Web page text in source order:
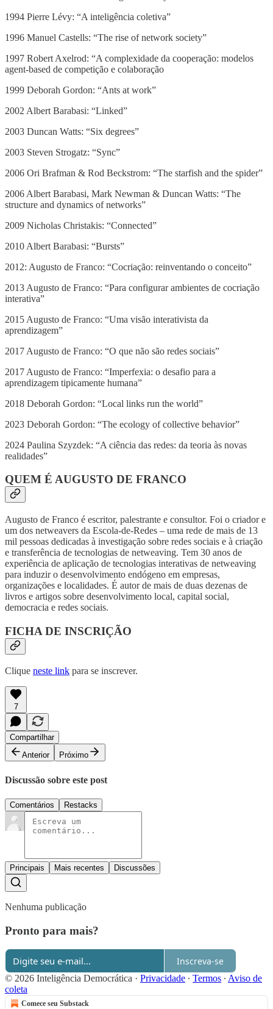
1994 Pierre Lévy: “A inteligência coletiva”
1996 Manuel Castells: “The rise of network society”
1997 Robert Axelrod: “A complexidade da cooperação: modelos
agent-based de competição e colaboração
1999 Deborah Gordon: “Ants at work”
2002 Albert Barabasi: “Linked”
2003 Duncan Watts: “Six degrees”
2003 Steven Strogatz: “Sync”
2006 Ori Brafman & Rod Beckstrom: “The starfish and the spider”
2006 Albert Barabasi, Mark Newman & Duncan Watts: “The
structure and dynamics of networks”
2009 Nicholas Christakis: “Connected”
2010 Albert Barabasi: “Bursts”
2012: Augusto de Franco: “Cocriação: reinventando o conceito”
2013 Augusto de Franco: “Para configurar ambientes de cocriação
interativa”
2015 Augusto de Franco: “Uma visão interativista da
aprendizagem”
2017 Augusto de Franco: “O que não são redes sociais”
2017 Augusto de Franco: “Imperfexia: o desafio para a
aprendizagem tipicamente humana”
2018 Deborah Gordon: “Local links run the world”
2023 Deborah Gordon: “The ecology of collective behavior”
2024 Paulina Szyzdek: “A ciência das redes: da teoria às novas
realidades”
QUEM É AUGUSTO DE FRANCO
Augusto de Franco é escritor, palestrante e consultor. Foi o criador e
um dos netweavers da Escola-de-Redes – uma rede de mais de 13
mil pessoas dedicadas à investigação sobre redes sociais e à criação
e transferência de tecnologias de netweaving. Tem 30 anos de
experiência de aplicação de tecnologias interativas de netweaving
para induzir o desenvolvimento endógeno em empresas,
organizações e localidades. É autor de mais de duas dezenas de
livros e artigos sobre desenvolvimento local, capital social,
democracia e redes sociais.
FICHA DE INSCRIÇÃO
Clique neste link para se inscrever.
7
Compartilhar
Anterior
Próximo
Discussão sobre este post
Comentários Restacks
Principais Mais recentes Discussões
Nenhuma publicação
Pronto para mais?
Inscreva-se
© 2026 Inteligência Democrática · Privacidade ∙ Termos ∙ Aviso de
coleta
Comece seu Substack